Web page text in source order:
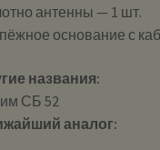
антенны — 1 шт.
основание с
названия:
СБ 52
аналог: